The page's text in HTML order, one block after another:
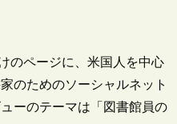
のページに、米国人を中心
のためのソーシャルネット
ーのテーマは「図書館員の